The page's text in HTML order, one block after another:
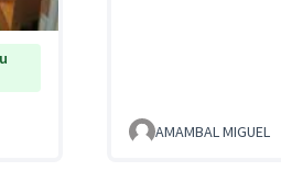
AMAMBAL MIGUEL